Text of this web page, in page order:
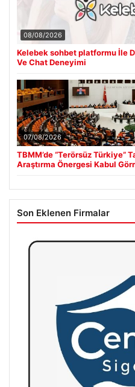
08/08/2026
Kelebek sohbet platformu İle
Ve Chat Deneyimi
07/08/2026
TBMM’de “Terörsüz Türkiye”
Araştırma Önergesi Kabul
Son Eklenen Firmalar